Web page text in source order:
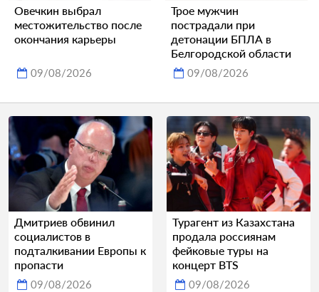
Овечкин выбрал
местожительство после
окончания карьеры
09/08/2026
Трое мужчин
пострадали при
детонации БПЛА в
Белгородской области
09/08/2026
Дмитриев обвинил
социалистов в
подталкивании Европы к
пропасти
09/08/2026
Турагент из Казахстана
продала россиянам
фейковые туры на
концерт BTS
09/08/2026